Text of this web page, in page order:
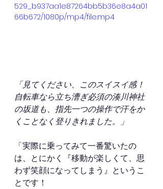
529_b937aa1e87264bb5b36e8a4a01
66b672/1080p/mp4/file.mp4
「見てください、このスイスイ感！
自転車なら立ち漕ぎ必須の湊川神社
の坂道も、指先一つの操作で汗をか
くことなく登りきれました。」
「実際に乗ってみて一番驚いたの
は、とにかく『移動が楽しくて、思
わず笑顔になってしまう』というこ
とです！